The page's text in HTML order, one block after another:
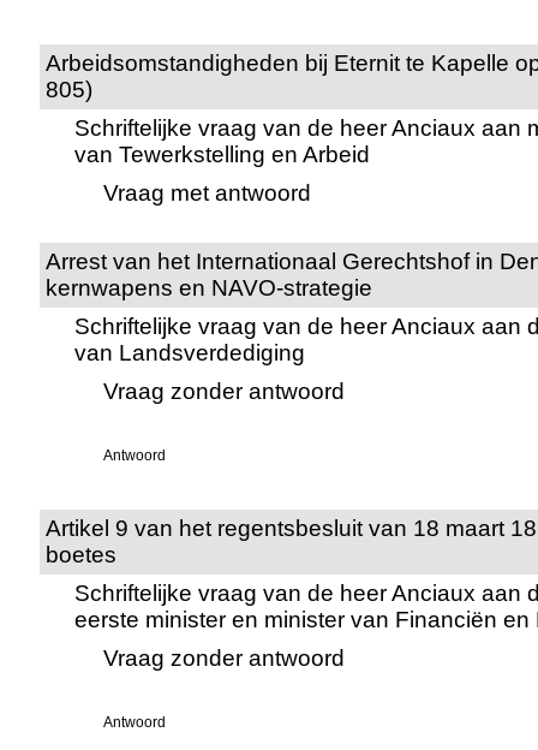
Arbeidsomstandigheden bij Eternit te Kapelle
805)
Schriftelijke vraag van de heer Anciaux aan
van Tewerkstelling en Arbeid
Vraag met antwoord
Arrest van het Internationaal Gerechtshof in
kernwapens en NAVO-strategie
Schriftelijke vraag van de heer Anciaux aan
van Landsverdediging
Vraag zonder antwoord
Antwoord
Artikel 9 van het regentsbesluit van 18 maart
boetes
Schriftelijke vraag van de heer Anciaux aan
eerste minister en minister van Financiën
Vraag zonder antwoord
Antwoord